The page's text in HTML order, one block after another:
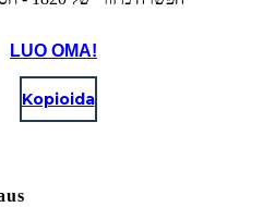
LUO OMA!
Kopioida